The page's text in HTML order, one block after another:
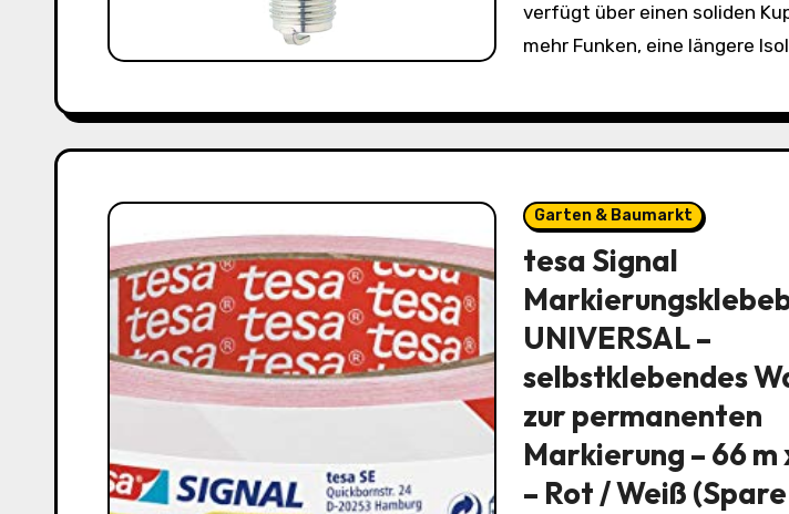
verfügt über einen soliden
mehr Funken, eine längere
Garten & Baumarkt
tesa Signal
UNIVERSAL –
selbstklebendes
zur permanenten
Markierung – 66 m
– Rot / Weiß